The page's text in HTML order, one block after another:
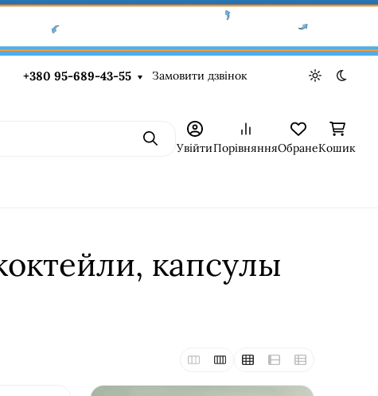
+380 95-689-43-55 Замовити дзвінок Light theme
Dark
ПошукУвійтиПорівнянняОбранеКошик
капсулы